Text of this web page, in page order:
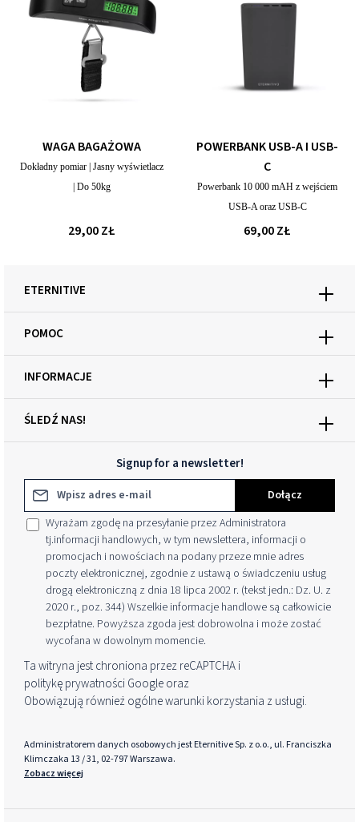
WAGA BAGAŻOWA
Dokładny pomiar | Jasny wyświetlacz
| Do 50kg
29,00 ZŁ
POWERBANK USB-A I USB-
C
Powerbank 10 000 mAH z wejściem
USB-A oraz USB-C
69,00 ZŁ
Signup for a newsletter!
Adres e-mail*
Dołącz
Wyrażam zgodę na przesyłanie przez Administratora
tj.informacji handlowych, w tym newslettera, informacji o
promocjach i nowościach na podany przeze mnie adres
poczty elektronicznej, zgodnie z ustawą o świadczeniu usług
drogą elektroniczną z dnia 18 lipca 2002 r. (tekst jedn.: Dz. U. z
2020 r., poz. 344) Wszelkie informacje handlowe są całkowicie
bezpłatne. Powyższa zgoda jest dobrowolna i może zostać
wycofana w dowolnym momencie.
Ta witryna jest chroniona przez reCAPTCHA i
politykę prywatnościGoogle oraz
Obowiązują również ogólne warunki korzystania z usługi.
Administratorem danych osobowych jest Eternitive Sp. z o.o., ul. Franciszka
Klimczaka 13 / 31, 02-797 Warszawa.
Zobacz więcej
ŚLEDŹ NAS!
ETERNITIVE
POMOC
INFORMACJE